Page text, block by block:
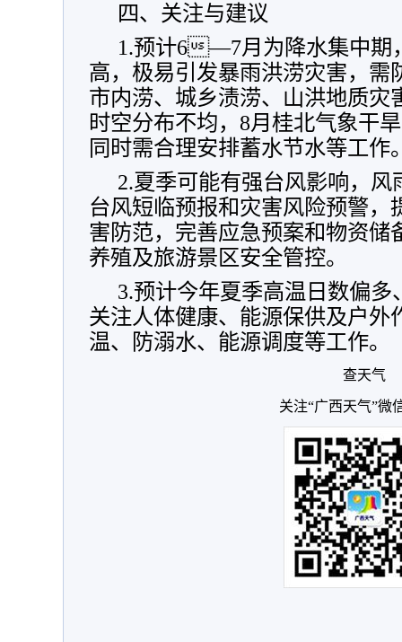
四、关注与建议
1.预计6—7月为降水集中期
高，极易引发暴雨洪涝灾害，需
市内涝、城乡渍涝、山洪地质灾
时空分布不均，8月桂北气象干
同时需合理安排蓄水节水等工作
2.夏季可能有强台风影响，
台风短临预报和灾害风险预警，
害防范，完善应急预案和物资储
养殖及旅游景区安全管控。
3.预计今年夏季高温日数偏
关注人体健康、能源保供及户外
温、防溺水、能源调度等工作。
查天气
关注“广西天气”微